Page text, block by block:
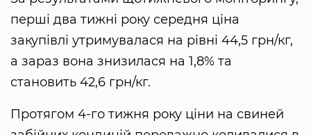
перші два тижні року середня ціна
закупівлі утримувалася на рівні 44,5 грн/кг,
а зараз вона знизилася на 1,8% та
становить 42,6 грн/кг.
Протягом 4-го тижня року ціни на свиней